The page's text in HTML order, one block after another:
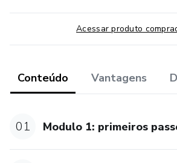
Acessar produto
Conteúdo Vantagens
01 Modulo 1: primeiros